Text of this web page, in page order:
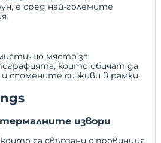
е сред най-големите
място за
които обичат да
спомените си живи в рамки.
извори
са свързани с провинция